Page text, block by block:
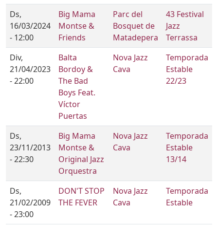
Ds,
16/03/2024
- 12:00
Big Mama
Montse &
Friends
Parc del
Bosquet de
Matadepera
43 Festival
Jazz
Terrassa
Div,
21/04/2023
- 22:00
Balta
Bordoy &
The Bad
Boys Feat.
Víctor
Puertas
Nova Jazz
Cava
Temporada
Estable
22/23
Ds,
23/11/2013
- 22:30
Big Mama
Montse &
Original Jazz
Orquestra
Nova Jazz
Cava
Temporada
Estable
13/14
Ds,
21/02/2009
- 23:00
DON'T STOP
THE FEVER
Nova Jazz
Cava
Temporada
Estable